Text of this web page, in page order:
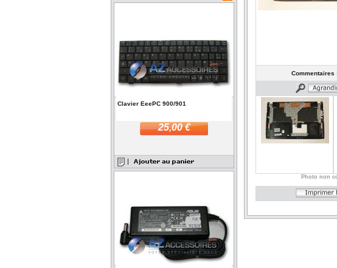
Clavier EeePC 900/901
25,00 €
Commentaires
Photo non